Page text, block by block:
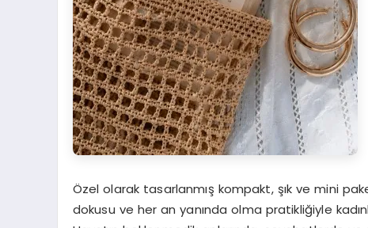
Özel olarak tasarlanmış kompakt, şık ve mini
dokusu ve her an yanında olma pratikliğiyle